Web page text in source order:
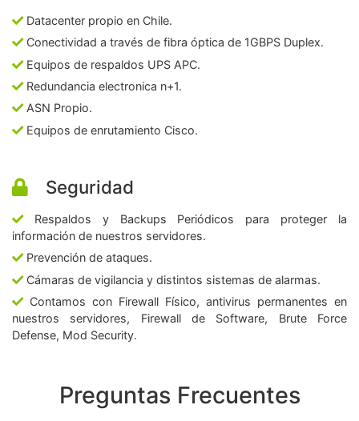
Datacenter propio en Chile.
Conectividad a través de fibra óptica de 1GBPS Duplex.
Equipos de respaldos UPS APC.
Redundancia electronica n+1.
ASN Propio.
Equipos de enrutamiento Cisco.
Seguridad
Respaldos y Backups Periódicos para proteger la
información de nuestros servidores.
Prevención de ataques.
Cámaras de vigilancia y distintos sistemas de alarmas.
Contamos con Firewall Físico, antivirus permanentes en
nuestros servidores, Firewall de Software, Brute Force
Defense, Mod Security.
Preguntas Frecuentes